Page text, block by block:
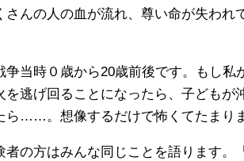
んの人の血が流れ、尊い命が失われ
当時０歳から20歳前後です。もし私
逃げ回ることになったら、子どもが
ら……。想像するだけで怖くてたまり
の方はみんな同じことを語ります。